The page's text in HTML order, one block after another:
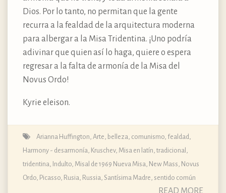
Dios. Por lo tanto, no permitan que la gente
recurra a la fealdad de la arquitectura moderna
para albergar a la Misa Tridentina. ¡Uno podría
adivinar que quien así lo haga, quiere o espera
regresar a la falta de armonía de la Misa del
Novus Ordo!
Kyrie eleison.
Arianna Huffington Arte belleza comunismo fealdad
Harmony - desarmonía Kruschev, Misa en latín, tradicional,
tridentina, Indulto Misal de 1969 Nueva Misa New Mass Novus
Ordo Picasso Rusia Russia Santísima Madre sentido común
READ MORE